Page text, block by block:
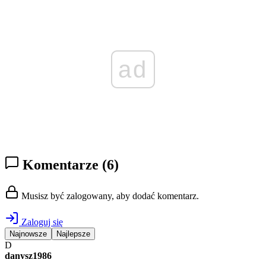
ad
Komentarze (6)
Musisz być zalogowany, aby dodać komentarz.
Zaloguj się
Najnowsze Najlepsze
D
danysz1986